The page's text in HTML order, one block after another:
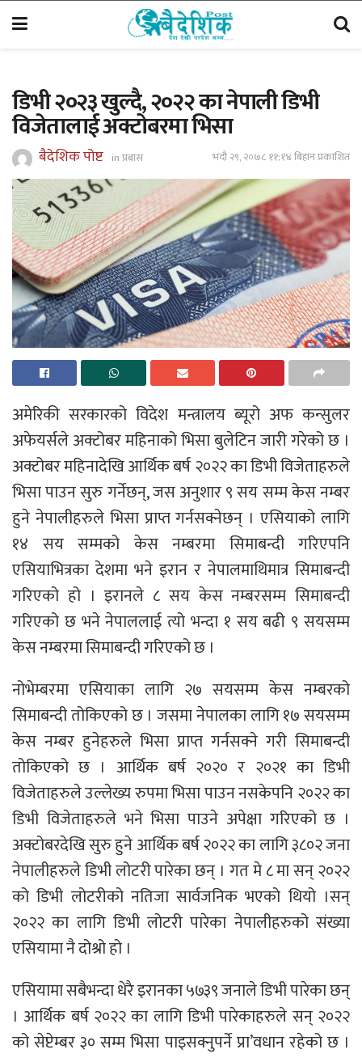
डिभी २०२३ खुल्दै, २०२२ का नेपाली डिभी
विजेतालाई अक्टोबरमा भिसा
बैदेशिक पोष्ट inप्रबास भदौ २९, २०७८ ११;१४ बिहान प्रकाशित
अमेरिकी सरकारको विदेश मन्त्रालय ब्यूरो अफ कन्सुलर
अफेयर्सले अक्टोबर महिनाको भिसा बुलेटिन जारी गरेको छ ।
अक्टोबर महिनादेखि आर्थिक बर्ष २०२२ का डिभी विजेताहरुले
भिसा पाउन सुरु गर्नेछन्, जस अनुशार ९ सय सम्म केस नम्बर
हुने नेपालीहरुले भिसा प्राप्त गर्नसक्नेछन् । एसियाको लागि
१४ सय सम्मको केस नम्बरमा सिमाबन्दी गरिएपनि
एसियाभित्रका देशमा भने इरान र नेपालमाथिमात्र सिमाबन्दी
गरिएको हो । इरानले ८ सय केस नम्बरसम्म सिमाबन्दी
गरिएको छ भने नेपाललाई त्यो भन्दा १ सय बढी ९ सयसम्म
केस नम्बरमा सिमाबन्दी गरिएको छ ।
नोभेम्बरमा एसियाका लागि २७ सयसम्म केस नम्बरको
सिमाबन्दी तोकिएको छ । जसमा नेपालका लागि १७ सयसम्म
केस नम्बर हुनेहरुले भिसा प्राप्त गर्नसक्ने गरी सिमाबन्दी
तोकिएको छ । आर्थिक बर्ष २०२० र २०२१ का डिभी
विजेताहरुले उल्लेख्य रुपमा भिसा पाउन नसकेपनि २०२२ का
डिभी विजेताहरुले भने भिसा पाउने अपेक्षा गरिएको छ ।
अक्टोबरदेखि सुरु हुने आर्थिक बर्ष २०२२ का लागि ३८०२ जना
नेपालीहरुले डिभी लोटरी पारेका छन् । गत मे ८ मा सन् २०२२
को डिभी लोटरीको नतिजा सार्वजनिक भएको थियो ।सन्
२०२२ का लागि डिभी लोटरी पारेका नेपालीहरुको संख्या
एसियामा नै दोश्रो हो ।
एसियामा सबैभन्दा धेरै इरानका ५७३९ जनाले डिभी पारेका छन्
। आर्थिक बर्ष २०२२ का लागि डिभी पारेकाहरुले सन् २०२२
को सेप्टेम्बर ३० सम्म भिसा पाइसक्नुपर्ने प्रा’वधान रहेको छ ।